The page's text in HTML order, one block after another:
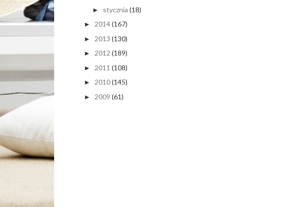
► stycznia (18)
► 2014(167)
► 2013 (130)
► 2012 (189)
► 2011 (108)
► 2010(145)
► 2009 (61)